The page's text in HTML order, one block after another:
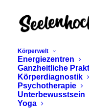
Körperwelt
Energiezentren
Ganzheitliche
Körperdiagnostik
Psychotherapie
Unterbewusstsein
Yoga